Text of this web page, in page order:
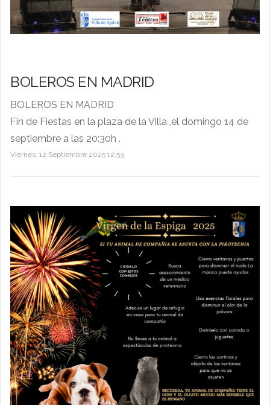
BOLEROS EN MADRID
BOLEROS EN MADRID
Fin de Fiestas en la plaza de la Villa ,el domingo 14 de
septiembre a las 20:30h .
Viernes, 12 Septiembre 2025 12:53